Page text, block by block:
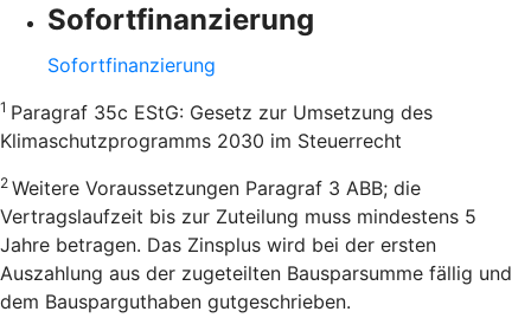
Sofortfinanzierung
Sofortfinanzierung
1 Paragraf 35c EStG: Gesetz zur Umsetzung des
Klimaschutzprogramms 2030 im Steuerrecht
2 Weitere Voraussetzungen Paragraf 3 ABB; die
Vertragslaufzeit bis zur Zuteilung muss mindestens 5
Jahre betragen. Das Zinsplus wird bei der ersten
Auszahlung aus der zugeteilten Bausparsumme fällig und
dem Bausparguthaben gutgeschrieben.